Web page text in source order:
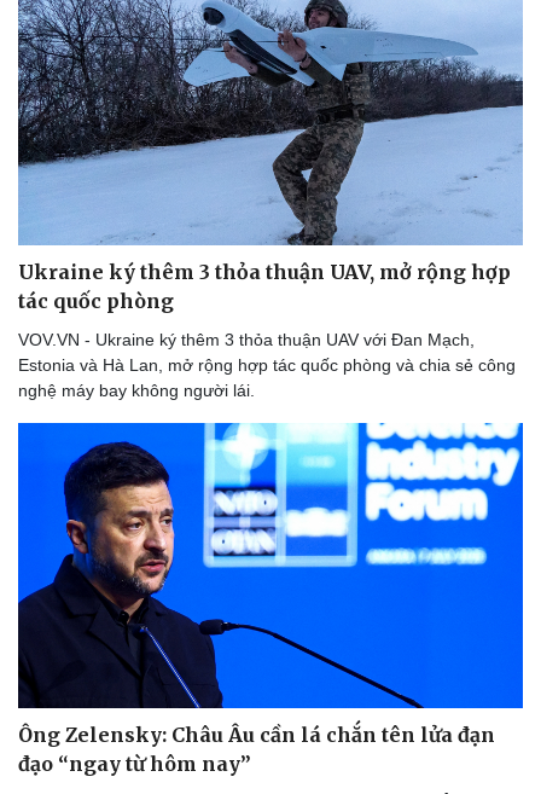
Ukraine ký thêm 3 thỏa thuận UAV, mở rộng hợp
tác quốc phòng
VOV.VN - Ukraine ký thêm 3 thỏa thuận UAV với Đan Mạch,
Estonia và Hà Lan, mở rộng hợp tác quốc phòng và chia sẻ công
nghệ máy bay không người lái.
Ông Zelensky: Châu Âu cần lá chắn tên lửa đạn
đạo “ngay từ hôm nay”